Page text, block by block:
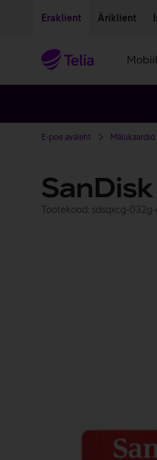
Eraklient Äriklient
Mobiil
E-poe avaleht Mälukaardid
Tootekood: sdsqxcg-